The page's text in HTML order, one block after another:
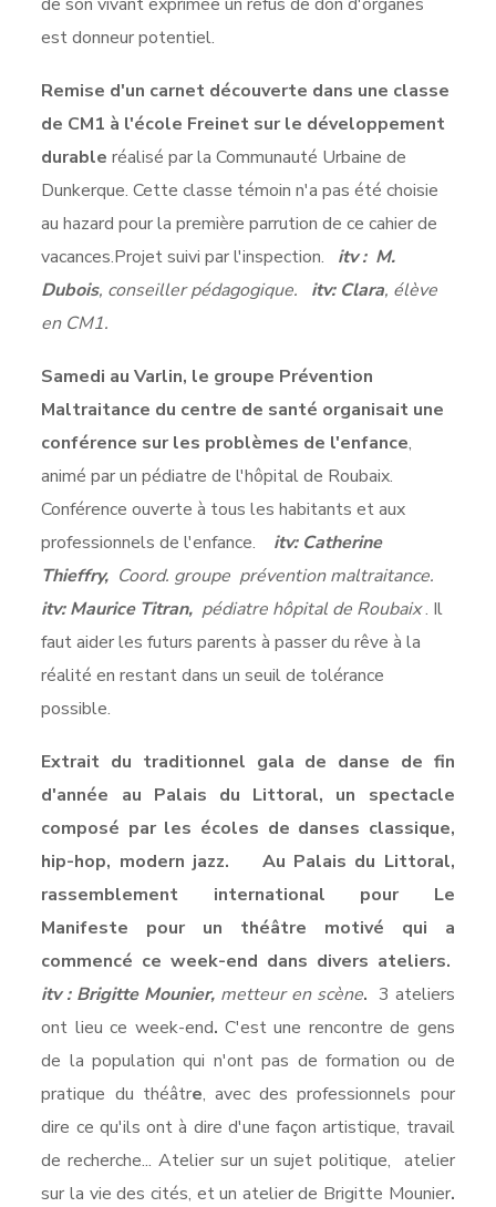
est donneur potentiel.
Remise d'un carnet découverte dans une classe
de CM1 à l'école Freinet sur le développement
durable réalisé par la Communauté Urbaine de
Dunkerque. Cette classe témoin n'a pas été choisie
au hazard pour la première parrution de ce cahier de
vacances.Projet suivi par l'inspection. itv : M.
Dubois, conseiller pédagogique. itv: Clara, élève
en CM1.
Samedi au Varlin, le groupe Prévention
Maltraitance du centre de santé organisait une
conférence sur les problèmes de l'enfance,
animé par un pédiatre de l'hôpital de Roubaix.
Conférence ouverte à tous les habitants et aux
professionnels de l'enfance.
itv: Catherine
Thieffry, Coord. groupe prévention maltraitance.
itv: Maurice Titran, pédiatre hôpital de Roubaix. Il
faut aider les futurs parents à passer du rêve à la
réalité en restant dans un seuil de tolérance
possible.
Extrait du traditionnel gala de danse de fin
d'année au Palais du Littoral, un spectacle
composé par les écoles de danses classique,
hip-hop, modern jazz. Au Palais du Littoral,
rassemblement international pour Le
Manifeste pour un théâtre motivé qui a
commencé ce week-end dans divers ateliers.
itv : Brigitte Mounier, metteur en scène. 3 ateliers
ont lieu ce week-end. C'est une rencontre de gens
de la population qui n'ont pas de formation ou de
pratique du théâtre, avec des professionnels pour
dire ce qu'ils ont à dire d'une façon artistique, travail
de recherche... Atelier sur un sujet politique, atelier
sur la vie des cités, et un atelier de Brigitte Mounier.